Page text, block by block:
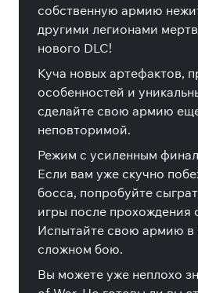
собственную армию
другими легионами
нового DLC!
Куча новых артефактов,
особенностей и
сделайте свою армию
неповторимой.
Режим с усиленным
Если вам уже скучно
босса, попробуйте
игры после прохождения
Испытайте свою армию в
сложном бою.
Вы можете уже неплохо